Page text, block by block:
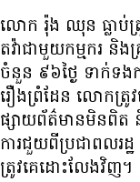
លោក រ៉ុង ឈុន ធ្លាប់​ត្
តវ៉ា​ជាមួយ​កម្មករ និង​
ចំនួន ៩៦​ថ្ងៃ ទាក់ទង​
រឿង​ព្រំដែន លោក​ត្រូ
ផ្សាយ​ព័ត៌មាន​មិន​ពិត
ការ​ជួយ​ពី​ប្រជាពលរដ្
ត្រូវ​គេ​ដោះ​លែង​វិញ។